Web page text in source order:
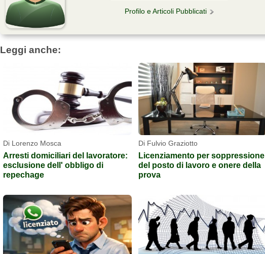
Profilo e Articoli Pubblicati
Leggi anche:
Di Lorenzo Mosca
Arresti domiciliari del lavoratore:
esclusione dell' obbligo di
repechage
Di Fulvio Graziotto
Licenziamento per soppressione
del posto di lavoro e onere della
prova